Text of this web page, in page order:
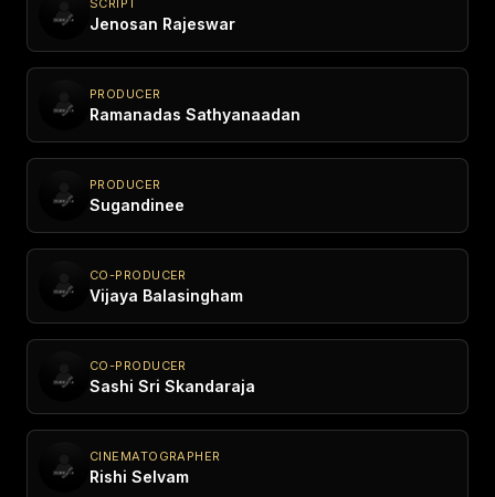
Jenosan Rajeswar
PRODUCER
Ramanadas Sathyanaadan
PRODUCER
Sugandinee
CO-PRODUCER
Vijaya Balasingham
CO-PRODUCER
Sashi Sri Skandaraja
CINEMATOGRAPHER
Rishi Selvam